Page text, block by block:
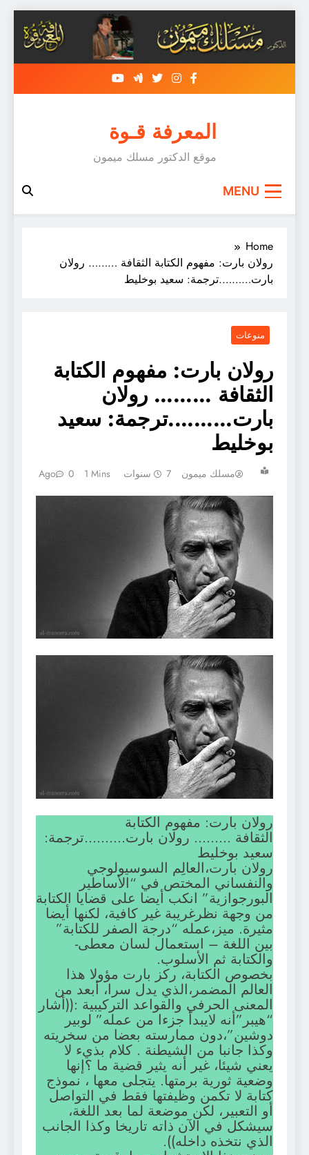
content
المعرفة قـوة
موقع الدكتور مسلك ميمون
MENU
Home
رولان بارت: مفهوم الكتابة الثقافة ……… رولان
بارت……….ترجمة: سعيد بوخليط
منوعات
رولان بارت: مفهوم الكتابة
الثقافة ……… رولان
بارت……….ترجمة: سعيد
بوخليط
مسلك ميمون 7 سنوات Ago 0 1 Mins
رولان بارت: مفهوم الكتابة
الثقافة ……… رولان بارت……….ترجمة:
سعيد بوخليط
رولان بارت،العالِم السوسيولوجي
والنفساني المختص في “الأساطير
البورجوازية” انكب أيضا على قضايا الكتابة
من وجهة نظرغريبة غير كافية، لكنها أيضا
مثيرة. ميز،عمله “درجة الصفر للكتابة”
بين اللغة – استعمال لسان معطى-
والكتابة ثم الأسلوب.
بخصوص الكتابة، ركز بارت مؤولا هذا
العالم المضمر،الذي يدل سرا، أبعد من
المعنى الحرفي والقواعد التركيبية :((أشار
“هيبر”أنه لايبدأ جزءا من عمله” لوبير
دوشين”،دون ممارسته بعضا من سخريته
وكذا جانبا من الشيطنة . كلام بذيء لا
يعني شيئا، غير أنه يثير قضية ما ؟إنها
وضعية ثورية برمتها. يتجلى معها ، نموذج
كتابة لا تكمن وظيفتها فقط في التواصل
أو التعبير، لكن موضعة لما بعد اللغة،
سيشكل في الآن ذاته تاريخا وكذا الجانب
الذي نتخذه داخله)).